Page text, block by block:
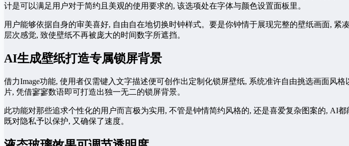
计是可以满足用户对于简约且美观的使用要求的, 该选项处在字体与颜色设置面板里。
用户能够依据自身的审美喜好, 自由自在地切换时钟样式。要是你钟情于展现完整的壁纸画面,
层次感觉, 致使壁纸不再被庞大的时间数字所遮挡。
AI生成壁纸打造专属锁屏背景
借力Image功能, 使用者仅需键入文字描述便可创作出定制化锁屏壁纸, 系统准许自由挑选画面风
片, 凭借寥寥数语即可打造出独一无二的锁屏背景。
此功能对那些追求个性化的用户而言极为实用, 不管是钟情简约风格的, 还是喜爱复杂图案的, AI
既对隐私予以保护, 又确保了速度。